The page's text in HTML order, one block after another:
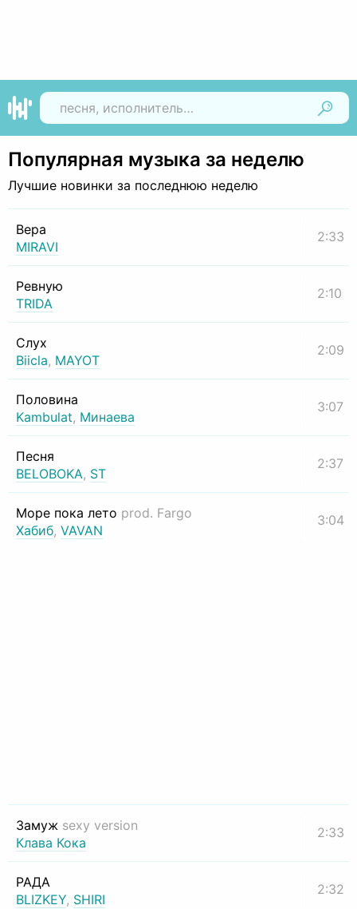
Популярная музыка за неделю
Лучшие новинки за последнюю неделю
Вера
MIRAVI
2:33
Ревную
TRIDA
2:10
Слух
Biicla, MAYOT
2:09
Половина
Kambulat, Минаева
3:07
Песня
BELOBOKA, ST
2:37
Море пока лето prod. Fargo
Хабиб, VAVAN
3:04
Замуж sexy version
Клава Кока
2:33
РАДА
BLIZKEY, SHIRI
2:32